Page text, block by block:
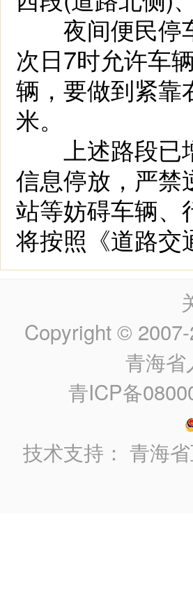
夜间便民停车
次日7时允许车
辆，要做到紧靠
米。
上述路段已增
信息停放，严禁
站等妨碍车辆、
将按照《道路交
Copyright ©
青海省
青ICP备
技术支持：青海